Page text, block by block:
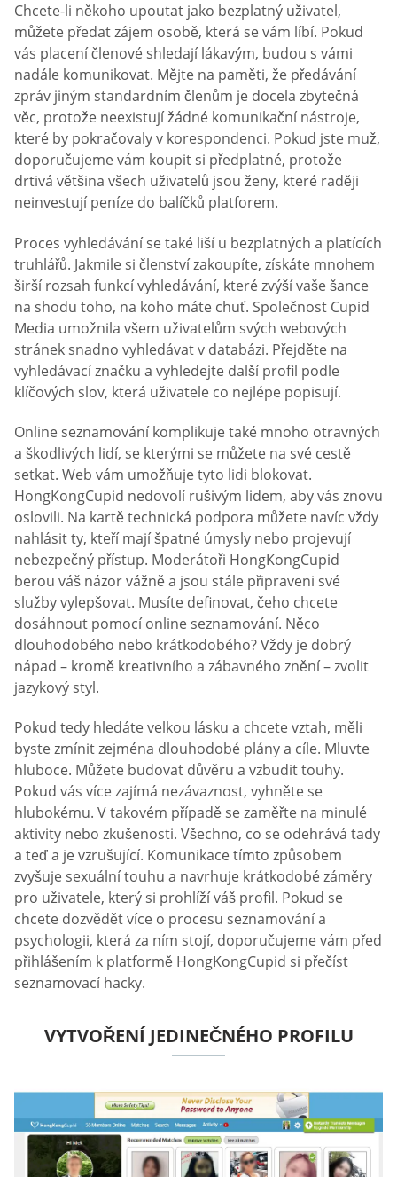
Chcete-li někoho upoutat jako bezplatný uživatel,
můžete předat zájem osobě, která se vám líbí. Pokud
vás placení členové shledají lákavým, budou s vámi
nadále komunikovat. Mějte na paměti, že předávání
zpráv jiným standardním členům je docela zbytečná
věc, protože neexistují žádné komunikační nástroje,
které by pokračovaly v korespondenci. Pokud jste muž,
doporučujeme vám koupit si předplatné, protože
drtivá většina všech uživatelů jsou ženy, které raději
neinvestují peníze do balíčků platforem.
Proces vyhledávání se také liší u bezplatných a platících
truhlářů. Jakmile si členství zakoupíte, získáte mnohem
širší rozsah funkcí vyhledávání, které zvýší vaše šance
na shodu toho, na koho máte chuť. Společnost Cupid
Media umožnila všem uživatelům svých webových
stránek snadno vyhledávat v databázi. Přejděte na
vyhledávací značku a vyhledejte další profil podle
klíčových slov, která uživatele co nejlépe popisují.
Online seznamování komplikuje také mnoho otravných
a škodlivých lidí, se kterými se můžete na své cestě
setkat. Web vám umožňuje tyto lidi blokovat.
HongKongCupid nedovolí rušivým lidem, aby vás znovu
oslovili. Na kartě technická podpora můžete navíc vždy
nahlásit ty, kteří mají špatné úmysly nebo projevují
nebezpečný přístup. Moderátoři HongKongCupid
berou váš názor vážně a jsou stále připraveni své
služby vylepšovat. Musíte definovat, čeho chcete
dosáhnout pomocí online seznamování. Něco
dlouhodobého nebo krátkodobého? Vždy je dobrý
nápad – kromě kreativního a zábavného znění – zvolit
jazykový styl.
Pokud tedy hledáte velkou lásku a chcete vztah, měli
byste zmínit zejména dlouhodobé plány a cíle. Mluvte
hluboce. Můžete budovat důvěru a vzbudit touhy.
Pokud vás více zajímá nezávaznost, vyhněte se
hlubokému. V takovém případě se zaměřte na minulé
aktivity nebo zkušenosti. Všechno, co se odehrává tady
a teď a je vzrušující. Komunikace tímto způsobem
zvyšuje sexuální touhu a navrhuje krátkodobé záměry
pro uživatele, který si prohlíží váš profil. Pokud se
chcete dozvědět více o procesu seznamování a
psychologii, která za ním stojí, doporučujeme vám před
přihlášením k platformě HongKongCupid si přečíst
seznamovací hacky.
VYTVOŘENÍ JEDINEČNÉHO PROFILU